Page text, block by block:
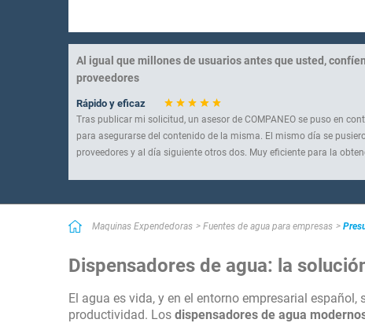
Al igual que millones de usuarios antes que usted,
proveedores
Rápido y eficaz
Tras publicar mi solicitud, un asesor de COMPANEO se puso en
para asegurarse del contenido de la misma. El mismo día se
proveedores y al día siguiente otros dos. Muy eficiente para la
Un servicio que vale la pena conocer
Sencillo y eficaz
Un buen servicio que resulta útil cuando se tiene poco tiempo. Es un
ponerte en contacto rápidamente.
Maquinas Expendedoras Fuentes de agua para empresas
Dispensadores de agua: la
El agua es vida, y en el entorno empresarial
productividad. Los dispensadores de agua